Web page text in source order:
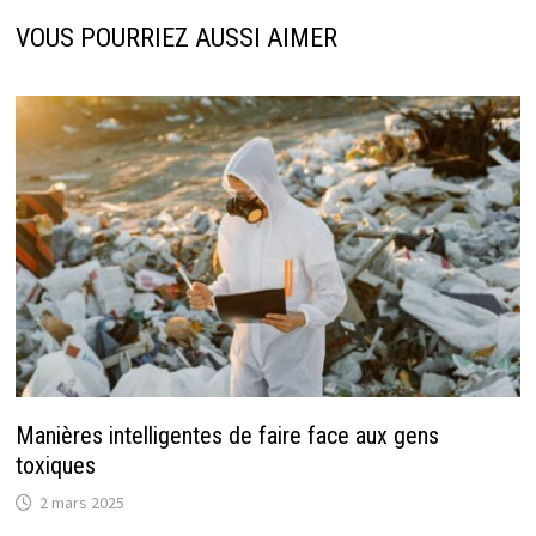
VOUS POURRIEZ AUSSI AIMER
Manières intelligentes de faire face aux gens
toxiques
2 mars 2025